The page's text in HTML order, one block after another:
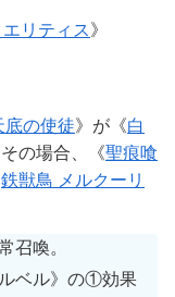
リティス》
底の使徒》が《白
の場合、《聖痕喰
鉄獣鳥 メルクーリ
召喚。
ベル》の①効果